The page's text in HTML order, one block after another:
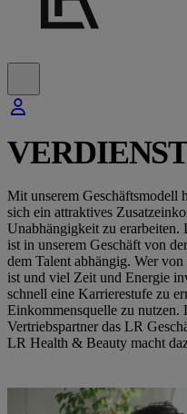
Mit unserem Geschäftsmodell
sich ein attraktives
Unabhängigkeit zu erarbeiten.
ist in unserem Geschäft von
dem Talent abhängig. Wer
ist und viel Zeit und Energie
schnell eine Karrierestufe zu
Einkommensquelle zu nutzen.
Vertriebspartner das LR
LR Health & Beauty macht